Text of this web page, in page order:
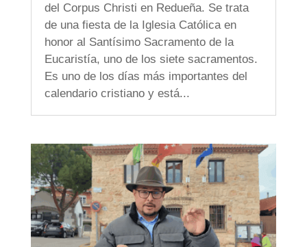
del Corpus Christi en Redueña. Se trata
de una fiesta de la Iglesia Católica en
honor al Santísimo Sacramento de la
Eucaristía, uno de los siete sacramentos.
Es uno de los días más importantes del
calendario cristiano y está...